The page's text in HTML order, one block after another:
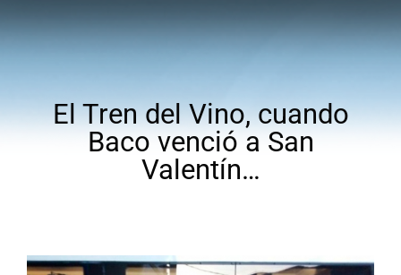
El Tren del Vino, cuando
Baco venció a San
Valentín…
Ver